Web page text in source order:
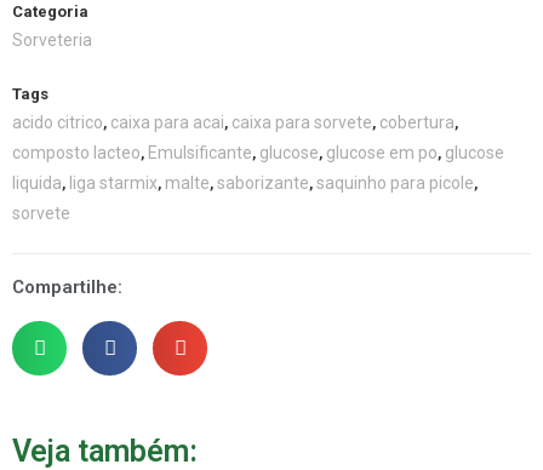
Categoria
Sorveteria
Tags
acido citrico, caixa para acai, caixa para sorvete, cobertura,
composto lacteo, Emulsificante, glucose, glucose em po, glucose
liquida, liga starmix, malte, saborizante, saquinho para picole,
sorvete
Compartilhe:
Veja também: